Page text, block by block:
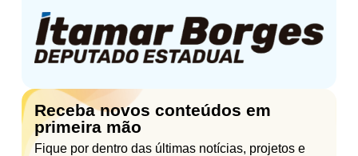
Receba novos conteúdos em
primeira mão
Fique por dentro das últimas notícias, projetos e